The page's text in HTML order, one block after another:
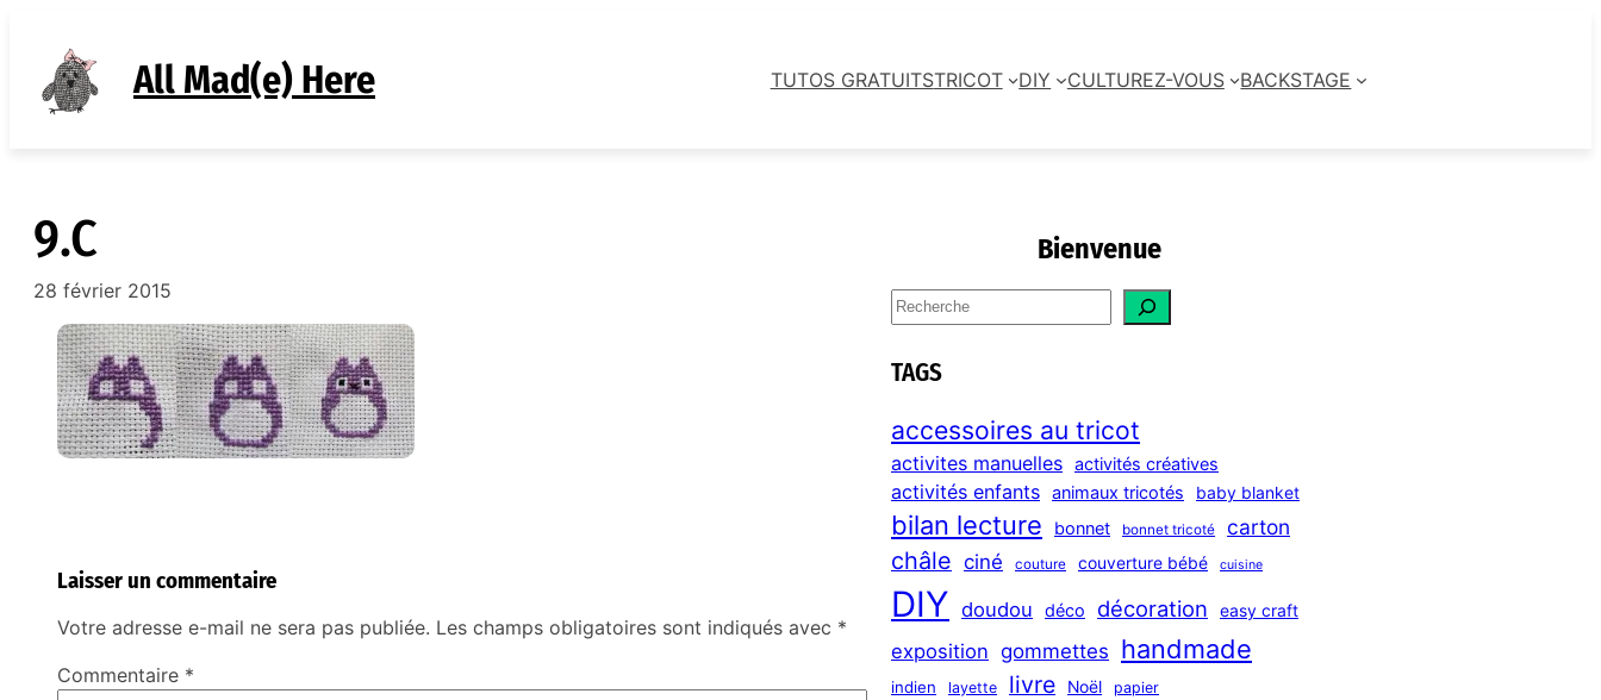
contenu
All Mad(e) Here TUTOS GRATUITSTRICOT DIY CULTUREZ-VOUS BACKSTAGE
9.C
28 février 2015
Laisser un commentaire
Votre adresse e-mail ne sera pas publiée. Les champs obligatoires sont indiqués avec *
Commentaire *
Bienvenue
S
e
a
r
h
TAGS
accessoires au tricot
activites manuelles activités créatives
activités enfants animaux tricotés baby blanket
bilan lecture bonnet bonnet tricoté carton
châle ciné couture couverture bébé cuisine
DIY doudou déco décoration easy craft
exposition gommettes handmade
indien layette livre Noël papier